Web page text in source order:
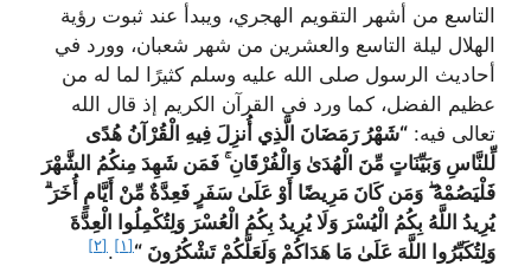
التاسع من أشهر التقويم الهجري، ويبدأ عند ثبوت رؤية
الهلال ليلة التاسع والعشرين من شهر شعبان، وورد في
أحاديث الرسول صلى الله عليه وسلم كثيرًا لما له من
عظيم الفضل، كما ورد في القرآن الكريم إذ قال الله
تعالى فيه: “شَهْرُ رَمَضَانَ الَّذِي أُنزِلَ فِيهِ الْقُرْآنُ هُدًى
لِّلنَّاسِ وَبَيِّنَاتٍ مِّنَ الْهُدَىٰ وَالْفُرْقَانِ ۚ فَمَن شَهِدَ مِنكُمُ الشَّهْرَ
فَلْيَصُمْهُ ۖ وَمَن كَانَ مَرِيضًا أَوْ عَلَىٰ سَفَرٍ فَعِدَّةٌ مِّنْ أَيَّامٍ أُخَرَ ۗ
يُرِيدُ اللَّهُ بِكُمُ الْيُسْرَ وَلَا يُرِيدُ بِكُمُ الْعُسْرَ وَلِتُكْمِلُوا الْعِدَّةَ
وَلِتُكَبِّرُوا اللَّهَ عَلَىٰ مَا هَدَاكُمْ وَلَعَلَّكُمْ تَشْكُرُونَ “ [١] . [٢]